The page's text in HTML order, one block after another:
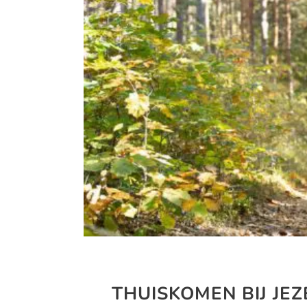
THUISKOMEN BIJ